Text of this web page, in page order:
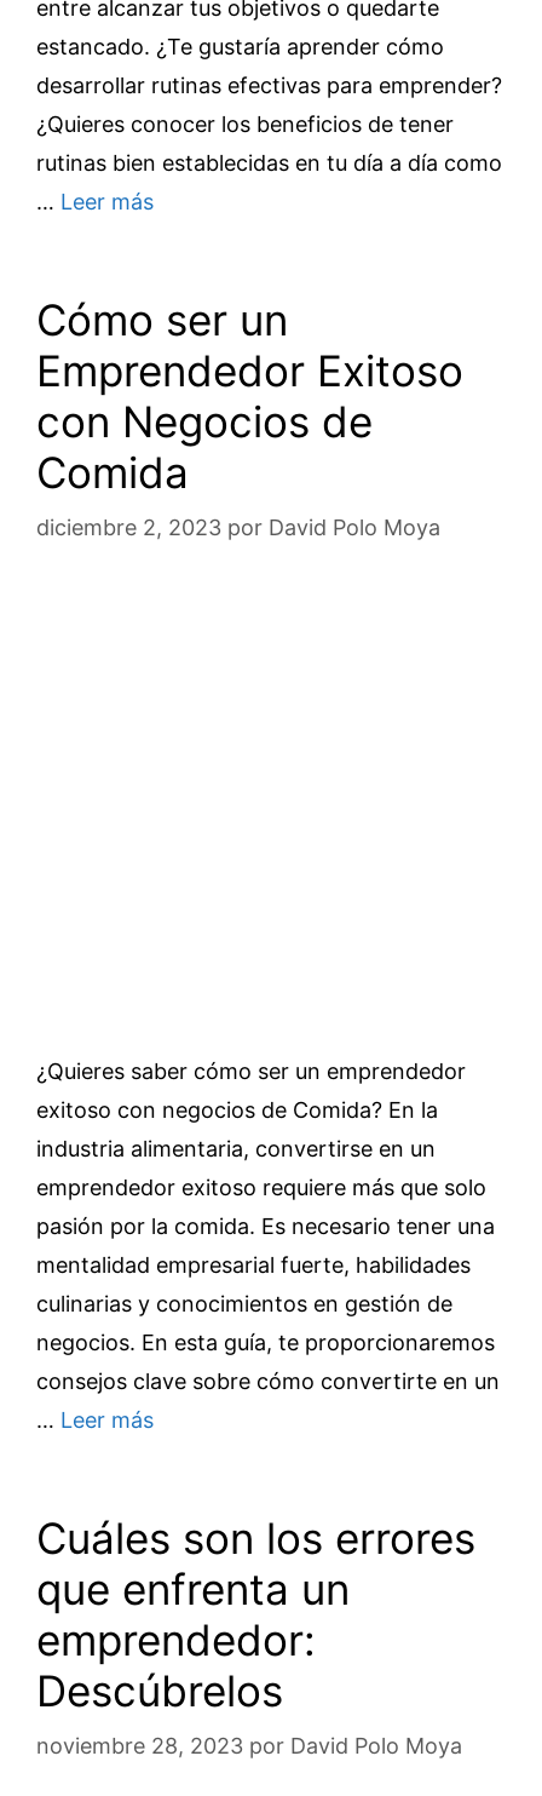
entre alcanzar tus objetivos o quedarte
estancado. ¿Te gustaría aprender cómo
desarrollar rutinas efectivas para emprender?
¿Quieres conocer los beneficios de tener
rutinas bien establecidas en tu día a día como
… Leer más
Cómo ser un
Emprendedor Exitoso
con Negocios de
Comida
diciembre 2, 2023 por David Polo Moya
¿Quieres saber cómo ser un emprendedor
exitoso con negocios de Comida? En la
industria alimentaria, convertirse en un
emprendedor exitoso requiere más que solo
pasión por la comida. Es necesario tener una
mentalidad empresarial fuerte, habilidades
culinarias y conocimientos en gestión de
negocios. En esta guía, te proporcionaremos
consejos clave sobre cómo convertirte en un
… Leer más
Cuáles son los errores
que enfrenta un
emprendedor:
Descúbrelos
noviembre 28, 2023 por David Polo Moya